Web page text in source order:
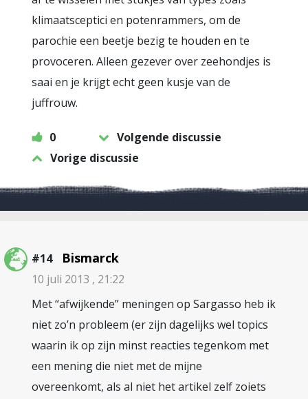
klimaatsceptici en potenrammers, om de
parochie een beetje bezig te houden en te
provoceren. Alleen gezever over zeehondjes is
saai en je krijgt echt geen kusje van de
juffrouw.
0
Volgende discussie
Vorige discussie
#14 Bismarck
10 juli 2013 , 21:22
Met “afwijkende” meningen op Sargasso heb ik
niet zo’n probleem (er zijn dagelijks wel topics
waarin ik op zijn minst reacties tegenkom met
een mening die niet met de mijne
overeenkomt, als al niet het artikel zelf zoiets